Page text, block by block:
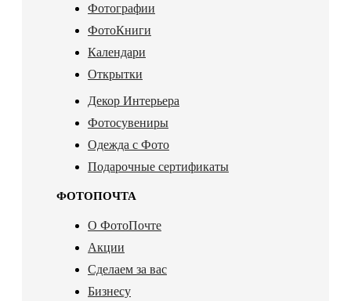
Фотографии
ФотоКниги
Календари
Открытки
Декор Интерьера
Фотосувениры
Одежда с Фото
Подарочные сертификаты
ФОТОПОЧТА
О ФотоПочте
Акции
Сделаем за вас
Бизнесу